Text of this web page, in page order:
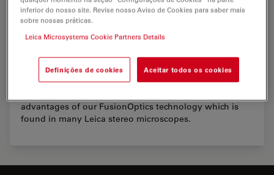
Advantages of FusionOptics technology
Discover details that were previously invisible using
stereo microscopy.
advantages of our FusionOptics technology which is
found in many Leica stereo microscopes.
inferior do nosso site. Revise nosso Aviso de Cookies para saber mais
sobre nossas práticas.
Leica Microsystems Cookie Partners Details
Definições de cookies Aceitar todos os cookies